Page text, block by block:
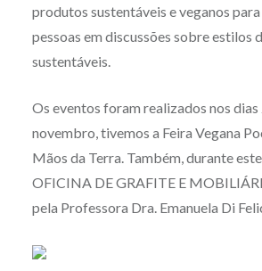
produtos sustentáveis e veganos
pessoas em discussões sobre estilos
sustentáveis.
Os eventos foram realizados nos dias
novembro, tivemos a Feira Vegana
Mãos da Terra. Também, durante
OFICINA DE GRAFITE E
pela Professora Dra. Emanuela Di